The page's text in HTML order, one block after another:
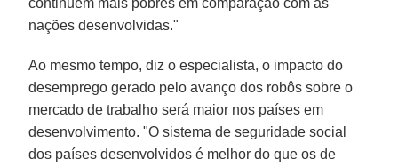
nações desenvolvidas."
Ao mesmo tempo, diz o especialista, o impacto do
desemprego gerado pelo avanço dos robôs sobre o
mercado de trabalho será maior nos países em
desenvolvimento. "O sistema de seguridade social
dos países desenvolvidos é melhor do que os de